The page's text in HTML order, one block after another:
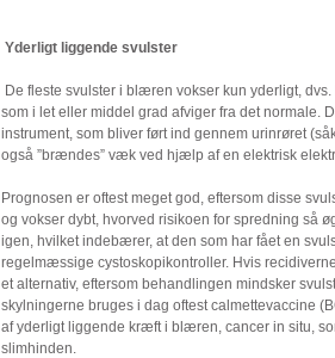
Yderligt liggende svulster
De fleste svulster i blæren vokser kun yderligt,
som i let eller middel grad afviger fra det normale.
instrument, som bliver ført ind gennem urinrøret
også ”brændes” væk ved hjælp af en elektrisk
Prognosen er oftest meget god, eftersom disse
og vokser dybt, hvorved risikoen for spredning så
igen, hvilket indebærer, at den som har fået en
regelmæssige cystoskopikontroller. Hvis
et alternativ, eftersom behandlingen mindsker
skylningerne bruges i dag oftest calmettevaccine
af yderligt liggende kræft i blæren, cancer in situ,
slimhinden.